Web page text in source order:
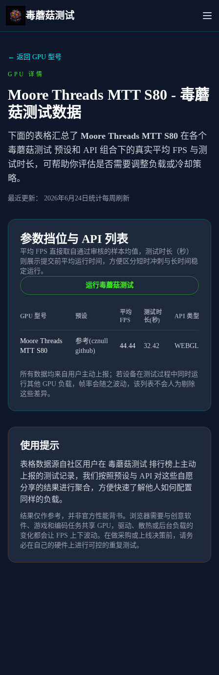
毒蘑菇测试
← 返回 GPU 型号
GPU 详情
Moore Threads MTT S80 - 毒蘑
菇测试数据
下面的表格汇总了 Moore Threads MTT S80 在各个
毒蘑菇测试 预设和 API 组合下的真实平均 FPS 与测
试时长，可帮助你评估是否需要调整负载或冷却策
略。
最近更新： 2026年6月24日 统计每周刷新
参数挡位与 API 列表
平均 FPS 直接取自通过审核的样本均值，测试时长（秒）
则展示提交前平均运行时间，方便区分短时冲刺与长时间稳
定运行。
运行毒蘑菇测试
GPU 型号 预设
平均
FPS
测试时
长(秒)
API 类型
Moore Threads
MTT S80
参考(cznull
github)
44.44 32.42 WEBGL
所有数据均来自用户主动上报；若设备在测试过程中同时运
行其他 GPU 负载，帧率会随之波动，该列表不会人为剔除
这些差异。
使用提示
表格数据源自社区用户在 毒蘑菇测试 排行榜上主动
上报的测试记录，我们按照预设与 API 对这些自愿
分享的结果进行聚合，方便快速了解他人如何配置
同样的负载。
结果仅作参考，并非官方性能背书。浏览器需要与创意软
件、游戏和编码任务共享 GPU，驱动、散热或后台负载的
变化都会让 FPS 上下波动。在做采购或上线决策前，请务
必在自己的硬件上进行可控的重复测试。